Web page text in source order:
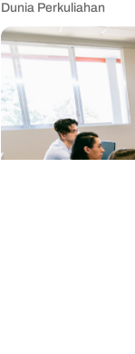
Dunia Perkuliahan